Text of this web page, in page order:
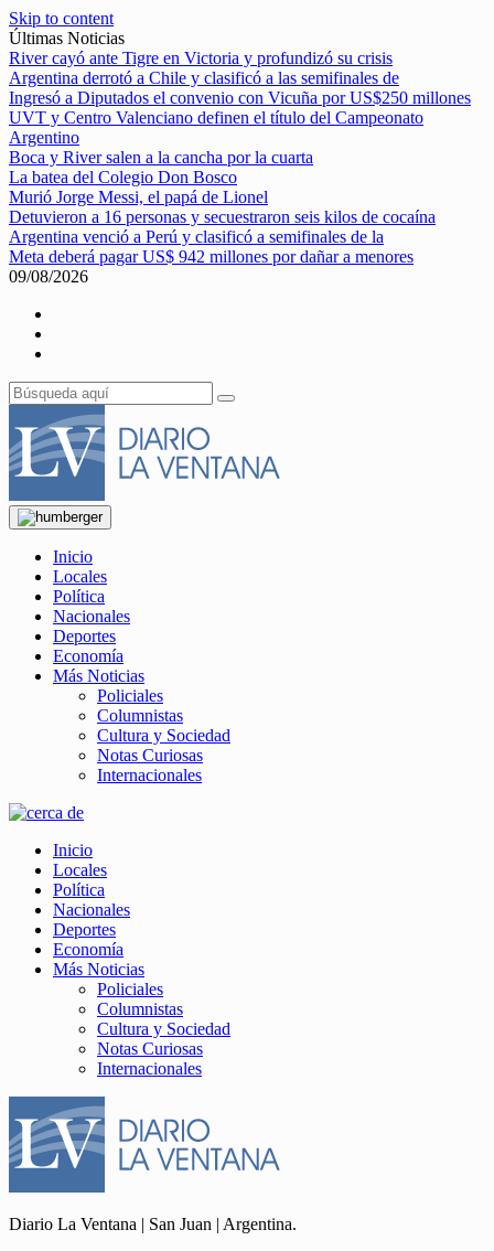
Skip to content
Últimas Noticias
River cayó ante Tigre en Victoria y profundizó su crisis
Argentina derrotó a Chile y clasificó a las semifinales de
Ingresó a Diputados el convenio con Vicuña por US$250 millones
UVT y Centro Valenciano definen el título del Campeonato
Argentino
Boca y River salen a la cancha por la cuarta
La batea del Colegio Don Bosco
Murió Jorge Messi, el papá de Lionel
Detuvieron a 16 personas y secuestraron seis kilos de cocaína
Argentina venció a Perú y clasificó a semifinales de la
Meta deberá pagar US$ 942 millones por dañar a menores
09/08/2026
Inicio
Locales
Política
Nacionales
Deportes
Economía
Más Noticias
Policiales
Columnistas
Cultura y Sociedad
Notas Curiosas
Internacionales
Inicio
Locales
Política
Nacionales
Deportes
Economía
Más Noticias
Policiales
Columnistas
Cultura y Sociedad
Notas Curiosas
Internacionales
Diario La Ventana | San Juan | Argentina.